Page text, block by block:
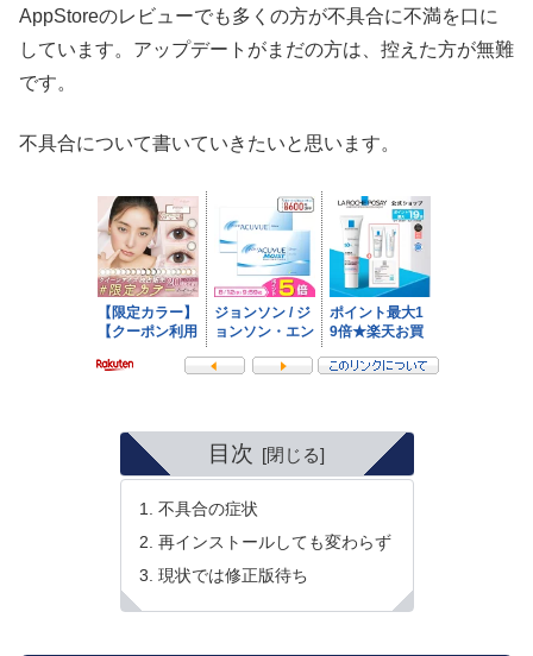
AppStoreのレビューでも多くの方が不具合に不満を口に
しています。アップデートがまだの方は、控えた方が無難
です。
不具合について書いていきたいと思います。
目次
不具合の症状
再インストールしても変わらず
現状では修正版待ち